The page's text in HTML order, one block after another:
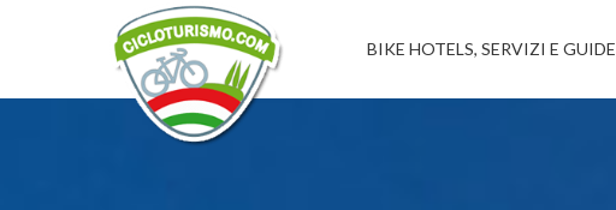
BIKE HOTELS, SERVIZI E GUIDE